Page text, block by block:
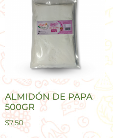
ALMIDÓN DE PAPA
500GR
$7,50